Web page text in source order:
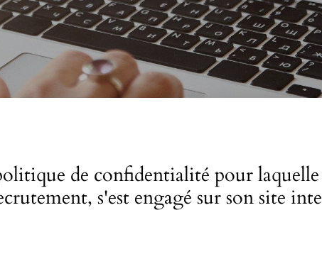
de confidentialité pour
s'est engagé sur son site